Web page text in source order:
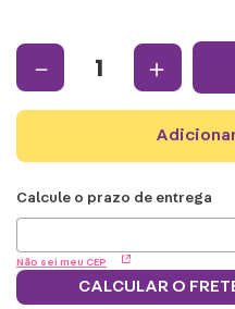
＋
－
Não sei meu CEP
CALCULAR O